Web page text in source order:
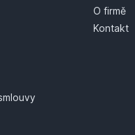
O firmě
Kontakt